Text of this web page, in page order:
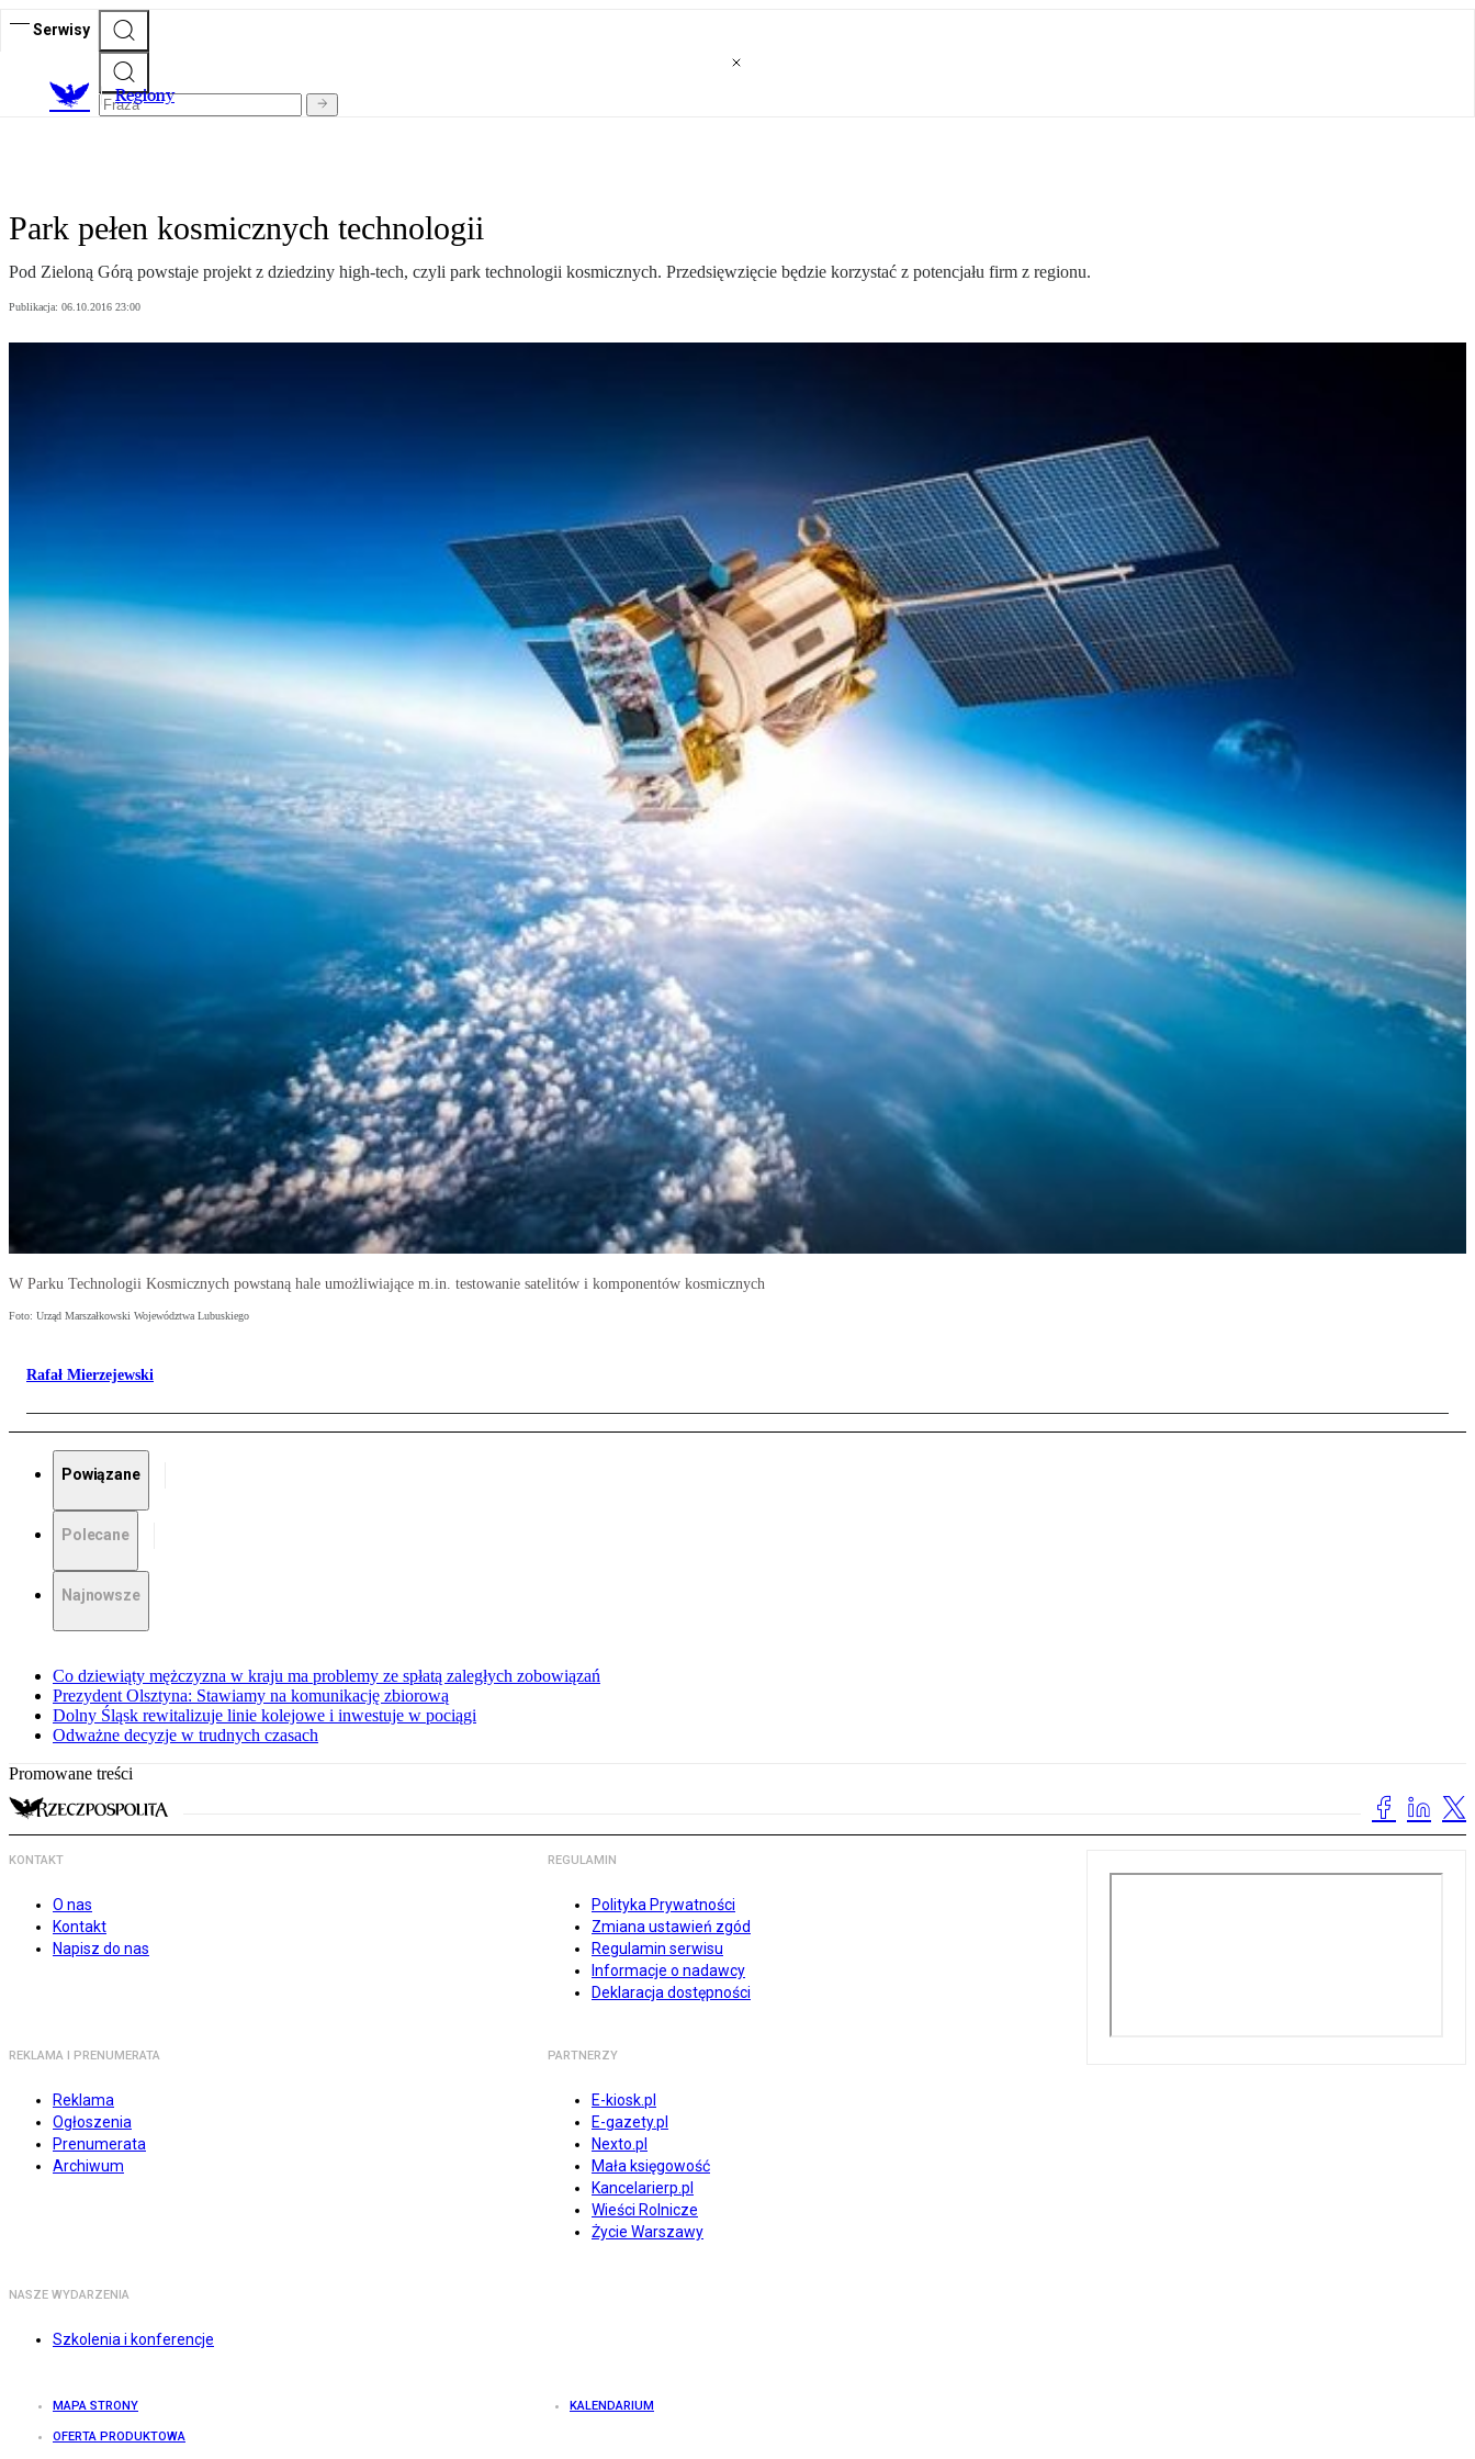
Serwisy
Regiony
Park pełen kosmicznych technologii
Pod Zieloną Górą powstaje projekt z dziedziny high-tech, czyli park technologii kosmicznych. Przedsięwzięcie będzie korzystać z potencjału firm z regionu.
Publikacja: 06.10.2016 23:00
W Parku Technologii Kosmicznych powstaną hale umożliwiające m.in. testowanie satelitów i komponentów kosmicznych
Foto: Urząd Marszałkowski Województwa Lubuskiego
Rafał Mierzejewski
Powiązane
Polecane
Najnowsze
Co dziewiąty mężczyzna w kraju ma problemy ze spłatą zaległych zobowiązań
Prezydent Olsztyna: Stawiamy na komunikację zbiorową
Dolny Śląsk rewitalizuje linie kolejowe i inwestuje w pociągi
Odważne decyzje w trudnych czasach
Promowane treści
KONTAKT
O nas
Kontakt
Napisz do nas
REGULAMIN
Polityka Prywatności
Zmiana ustawień zgód
Regulamin serwisu
Informacje o nadawcy
Deklaracja dostępności
REKLAMA I PRENUMERATA
Reklama
Ogłoszenia
Prenumerata
Archiwum
PARTNERZY
E-kiosk.pl
E-gazety.pl
Nexto.pl
Mała księgowość
Kancelarierp.pl
Wieści Rolnicze
Życie Warszawy
NASZE WYDARZENIA
Szkolenia i konferencje
MAPA STRONY KALENDARIUM
OFERTA PRODUKTOWA